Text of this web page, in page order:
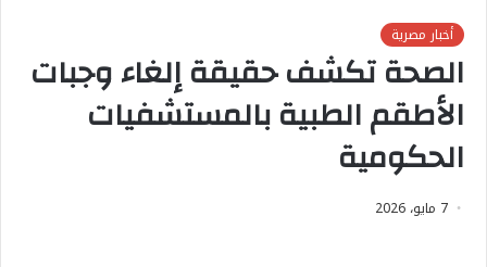
أخبار مصرية
الصحة تكشف حقيقة إلغاء وجبات
الأطقم الطبية بالمستشفيات
الحكومية
7 مايو، 2026